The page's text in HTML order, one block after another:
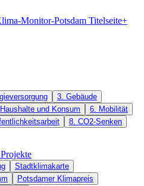
Monitor-Potsdam Titelseite+
3. Gebäude
und Konsum
6. Mobilität
8. CO2-Senken
Stadtklimakarte
Potsdamer Klimapreis